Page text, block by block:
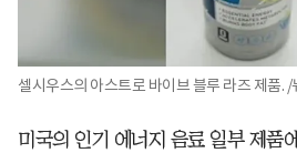
셀시우스의 아스트로 바이브 블루 라즈 제품. /
미국의 인기 에너지 음료 일부 제품